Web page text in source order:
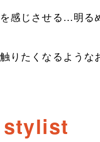
感じさせる…明る
りたくなるような
stylist